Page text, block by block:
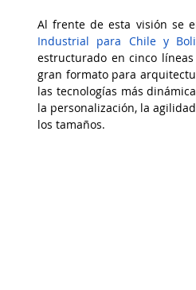
Al frente de esta visión se
Industrial para Chile y
estructurado en cinco
gran formato para
las tecnologías más
la personalización, la
los tamaños.